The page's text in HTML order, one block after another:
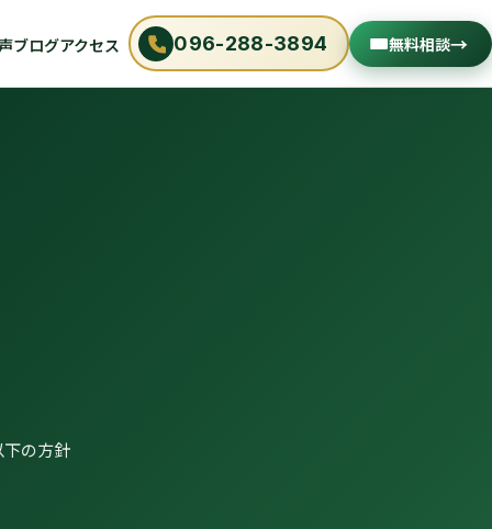
ブログアクセス 096-288-3894 無料相談→
の方針